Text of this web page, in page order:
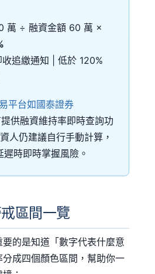
萬 ÷ 融資金額 60 萬 ×
追繳通知 | 低於 120%
平台如國泰證券
供融資維持率即時查詢功
人仍建議自行手動計算，
時即時掌握風險。
區間一覽
的是知道「數字代表什麼意
成四個顏色區間，幫助你一